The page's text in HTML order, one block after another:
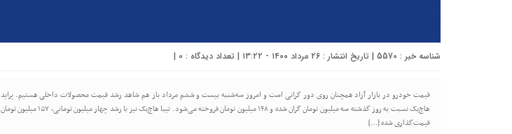
شناسه خبر : 5570 | تاریخ انتشار : ۲۶ مرداد ۱۴۰۰ - ۱۳:۲۲ | تعداد دیدگاه : 0
|
قیمت خودرو در بازار آزاد همچنان روی دور گرانی است و امروز سه‌شنبه بیست و ششم مرداد باز هم شاهد رشد قیمت محصولات داخلی هستیم. پراید
هاچ‌بک نسبت به روز گذشته سه میلیون تومان گران شده و ۱۴۸ میلیون تومان فروخته می‌شود. تیبا هاچ‌بک نیز با رشد چهار میلیون تومانی، ۱۵۷ میلیون تومان
قیمت‌گذاری شده […]